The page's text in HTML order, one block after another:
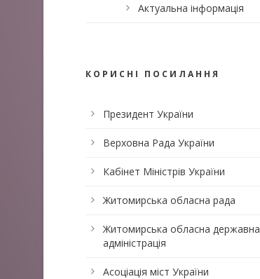
Актуальна інформація
КОРИСНІ ПОСИЛАННЯ
Президент України
Верховна Рада України
Кабінет Міністрів України
Житомирська обласна рада
Житомирська обласна державна
адміністрація
Асоціація міст України